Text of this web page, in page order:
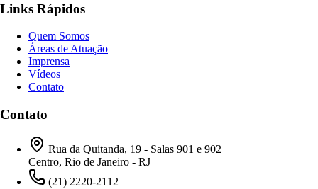
Links Rápidos
Quem Somos
Áreas de Atuação
Imprensa
Vídeos
Contato
Contato
Rua da Quitanda, 19 - Salas 901 e 902
Centro, Rio de Janeiro - RJ
(21) 2220-2112
Para que possamos ajudá-lo, por favor, informe
como deseja falar com nossa equipe.
Prefiro ser respondido por: